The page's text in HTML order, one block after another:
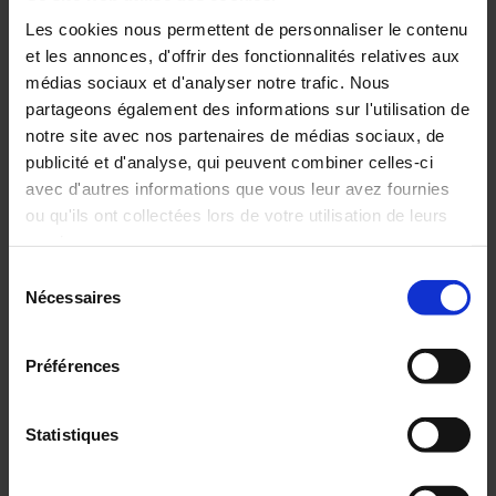
Les cookies nous permettent de personnaliser le contenu
et les annonces, d'offrir des fonctionnalités relatives aux
médias sociaux et d'analyser notre trafic. Nous
partageons également des informations sur l'utilisation de
notre site avec nos partenaires de médias sociaux, de
publicité et d'analyse, qui peuvent combiner celles-ci
avec d'autres informations que vous leur avez fournies
ou qu'ils ont collectées lors de votre utilisation de leurs
Pour en savoir plus, veuillez consulter notre
politique de
Nécessaires
Préférences
Statistiques
Découvrez toute l'actualité de Chauvin Arnoux
Metrix en France et à l'International
ACTUALITÉ
FRANCE
INTERNATIONAL
ARCHIVES